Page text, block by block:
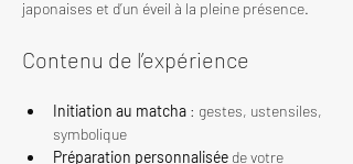
japonaises et d’un éveil à la pleine présence.
Contenu de l’expérience
Initiation au matcha : gestes, ustensiles,
symbolique
Préparation personnalisée de votre